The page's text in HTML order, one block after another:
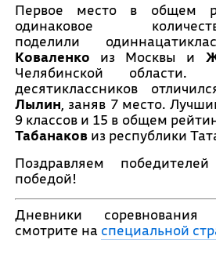
Первое место в общем
одинаковое
поделили
Коваленко из Москвы и
Челябинской
десятиклассников
Лылин, заняв 7 место.
9 классов и 15 в общем
Табанаковиз республики
Поздравляем
победой!
Дневники
смотрите на специальной